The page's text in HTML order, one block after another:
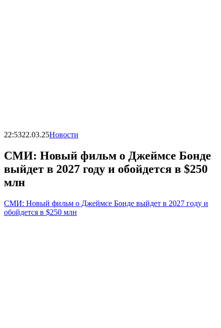
22:5322.03.25Новости
СМИ: Новый фильм о Джеймсе Бонде
выйдет в 2027 году и обойдется в $250
млн
СМИ: Новый фильм о Джеймсе Бонде выйдет в 2027 году и
обойдется в $250 млн